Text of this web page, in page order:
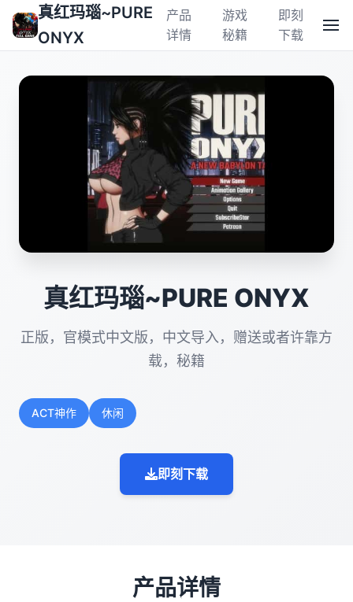
真红玛瑙~PURE
ONYX
产品
详情
游戏
秘籍
即刻
下载
真红玛瑙~PURE ONYX
正版，官模式中文版，中文导入，赠送或者许靠方
载，秘籍
ACT神作 休闲
即刻下载
产品详情